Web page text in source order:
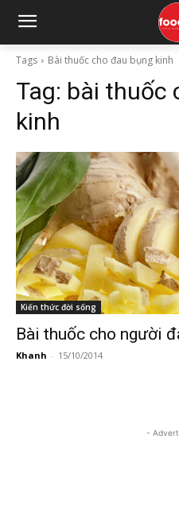
Tags Bài thuốc cho đau bụng kinh
Tag: bài thuốc
kinh
Kiến thức đời sống
Bài thuốc cho người
Khanh - 15/10/2014
-